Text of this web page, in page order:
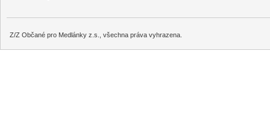
Z/Z Občané pro Medlánky z.s., všechna práva vyhrazena.